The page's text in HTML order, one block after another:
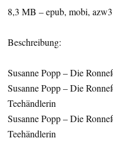
8,3 MB – epub, mobi, azw3
Beschreibung:
Susanne Popp – Die
Susanne Popp – Die
Teehändlerin
Susanne Popp – Die
Teehändlerin